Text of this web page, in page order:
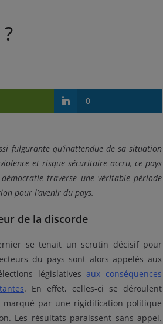
0
fulgurante qu’inattendue de sa situation
et risque sécuritaire accru, ce pays
traverse une véritable période
pour l’avenir du pays.
de la discorde
se tenait un scrutin décisif pour
du pays sont alors appelés aux
législativesaux conséquences
. En effet, celles-ci se déroulent
marqué par une rigidification politique
Les résultats paraissent sans appel.